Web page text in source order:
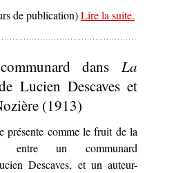
de publication)Lire la suite– ‘
Bertolt Brecht
(1949)’
.
dans La
Lucien Descaves et
(1913)
présente comme le fruit de la
entre un communard
Descaves, et un auteur-